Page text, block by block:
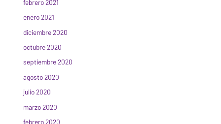
febrero 2021
enero 2021
diciembre 2020
octubre 2020
septiembre 2020
agosto 2020
julio 2020
marzo 2020
febrero 2020